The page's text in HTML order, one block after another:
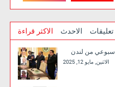
الاكثر قراءة الاحدث تعليقات
الاثنين, مايو 12, 2025